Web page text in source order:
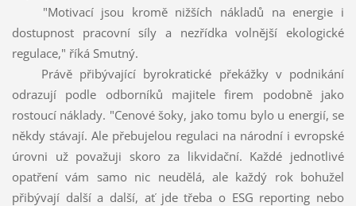
"Motivací jsou kromě nižších nákladů na energie i
dostupnost pracovní síly a nezřídka volnější ekologické
regulace," říká Smutný.
Právě přibývající byrokratické překážky v podnikání
odrazují podle odborníků majitele firem podobně jako
rostoucí náklady. "Cenové šoky, jako tomu bylo u energií, se
někdy stávají. Ale přebujelou regulaci na národní i evropské
úrovni už považuji skoro za likvidační. Každé jednotlivé
opatření vám samo nic neudělá, ale každý rok bohužel
přibývají další a další, ať jde třeba o ESG reporting nebo